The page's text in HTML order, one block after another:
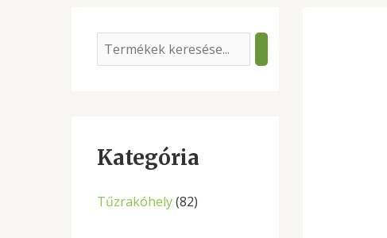
e
c
Kategória
Tűzrakóhely(82)